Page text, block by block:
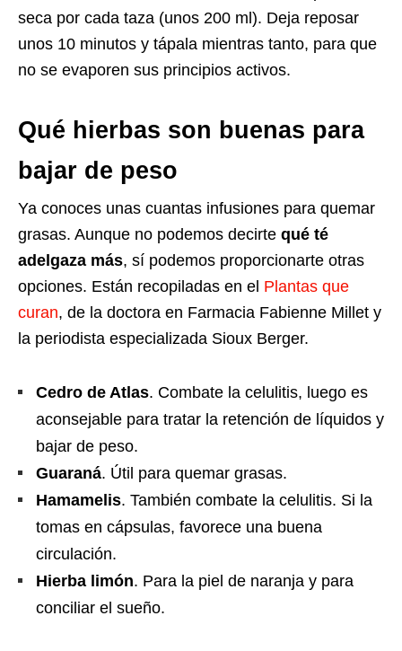
seca por cada taza (unos 200 ml). Deja reposar
unos 10 minutos y tápala mientras tanto, para que
no se evaporen sus principios activos.
Qué hierbas son buenas para
bajar de peso
Ya conoces unas cuantas infusiones para quemar
grasas. Aunque no podemos decirte qué té
adelgaza más, sí podemos proporcionarte otras
opciones. Están recopiladas en el Plantas que
curan, de la doctora en Farmacia Fabienne Millet y
la periodista especializada Sioux Berger.
Cedro de Atlas. Combate la celulitis, luego es
aconsejable para tratar la retención de líquidos y
bajar de peso.
Guaraná. Útil para quemar grasas.
Hamamelis. También combate la celulitis. Si la
tomas en cápsulas, favorece una buena
circulación.
Hierba limón. Para la piel de naranja y para
conciliar el sueño.